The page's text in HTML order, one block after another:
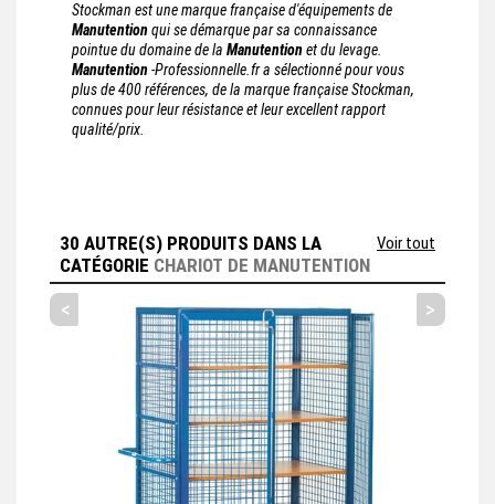
Stockman est une marque française d'équipements de
Manutentionqui se démarque par sa connaissance
pointue du domaine de la Manutentionet du levage.
Manutention-Professionnelle.fr a sélectionné pour vous
plus de 400 références, de la marque française Stockman,
connues pour leur résistance et leur excellent rapport
qualité/prix.
30 AUTRE(S) PRODUITS DANS LA
CATÉGORIE CHARIOT DE MANUTENTION
Voir tout
< >